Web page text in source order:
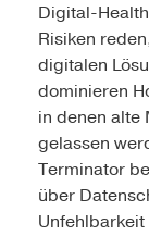
Digital-
Risiken
digitalen
dominieren
in denen alte
gelassen
Terminator
über